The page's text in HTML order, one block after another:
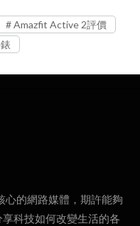
Amazfit Active 2評價
心的網路媒體，期許能夠
科技如何改變生活的各